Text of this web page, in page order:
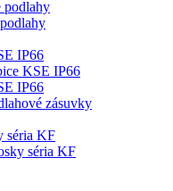
podlahy
IP66
KSE IP66
IP66
zásuvky
séria KF
séria KF